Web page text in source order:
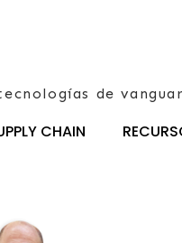
de
CHAIN